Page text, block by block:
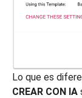
Lo que es
CREAR CON IA